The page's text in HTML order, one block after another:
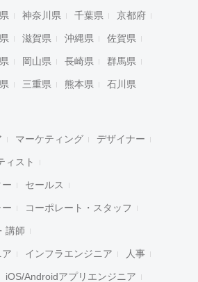
神奈川県 千葉県 京都府
滋賀県 沖縄県 佐賀県
岡山県 長崎県 群馬県
三重県 熊本県 石川県
マーケティング デザイナー
ィスト
セールス
コーポレート・スタッフ
講師
インフラエンジニア 人事
iOS/Androidアプリエンジニア